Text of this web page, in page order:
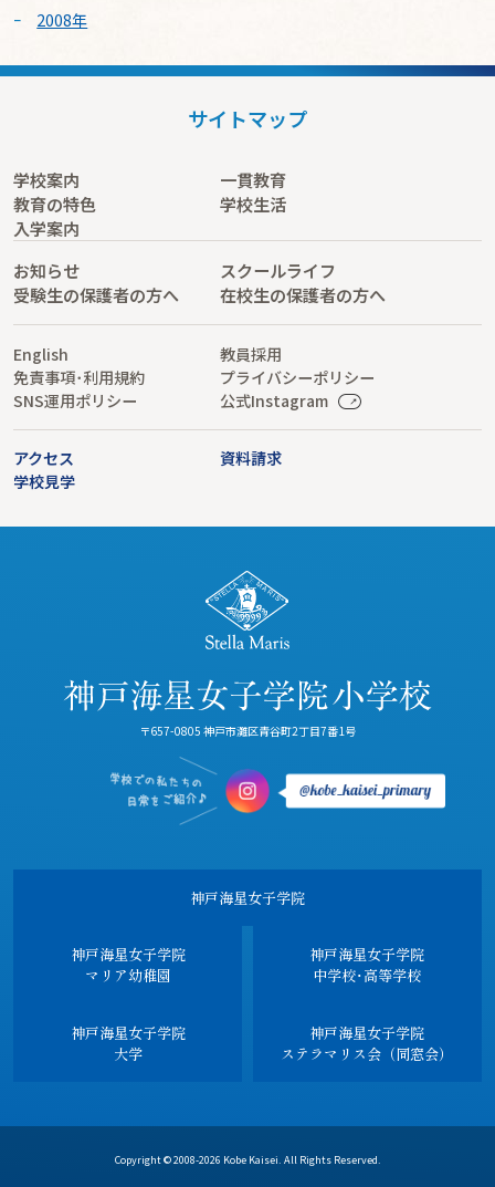
2008年
サイトマップ
学校案内
一貫教育
教育の特色
学校生活
入学案内
お知らせ
スクールライフ
受験生の保護者の方へ
在校生の保護者の方へ
English
教員採用
免責事項･利用規約
プライバシーポリシー
SNS運用ポリシー
公式Instagram
アクセス
資料請求
学校見学
〒657-0805 神戸市灘区青谷町2丁目7番1号
神戸海星女子学院
神戸海星女子学院
マリア幼稚園
神戸海星女子学院
中学校･高等学校
神戸海星女子学院
大学
神戸海星女子学院
ステラマリス会（同窓会）
Copyright © 2008-2026 Kobe Kaisei. All Rights Reserved.